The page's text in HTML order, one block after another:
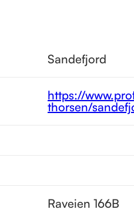
Sandefjord
https://
thorsen/
Raveien 166B